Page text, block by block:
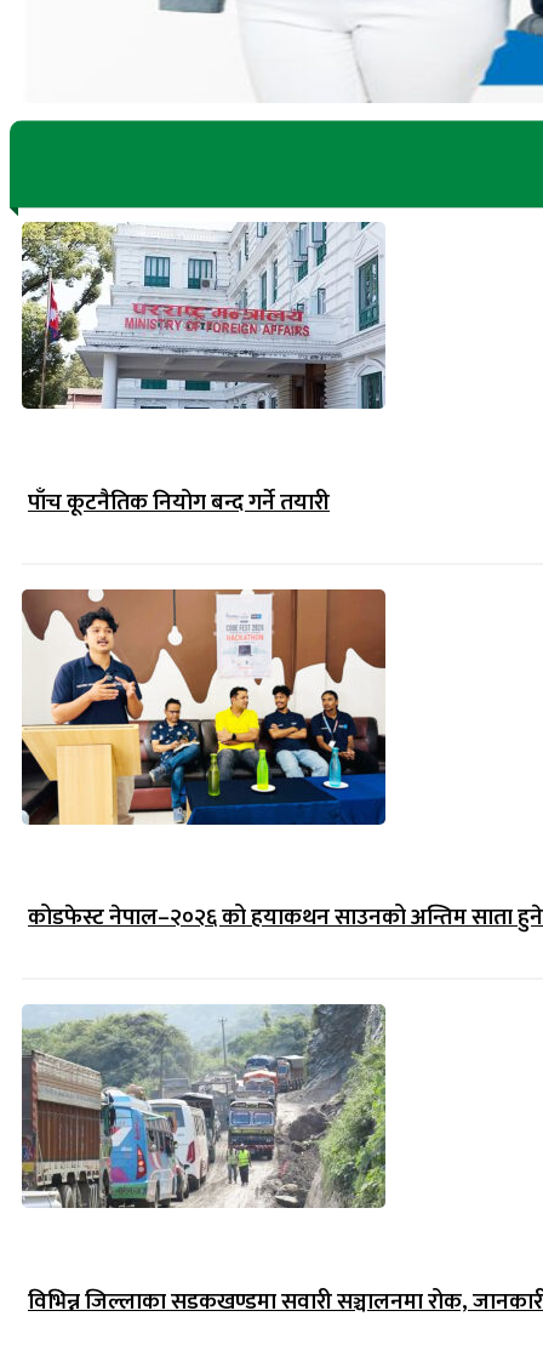
पाँच कूटनैतिक नियोग बन्द गर्ने तयारी
कोडफेस्ट नेपाल–२०२६ को हयाकथन साउनको अन्तिम साता हुने
विभिन्न जिल्लाका सडकखण्डमा सवारी सञ्चालनमा रोक,